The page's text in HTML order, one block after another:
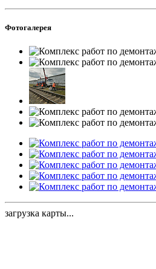
Фотогалерея
загрузка карты...